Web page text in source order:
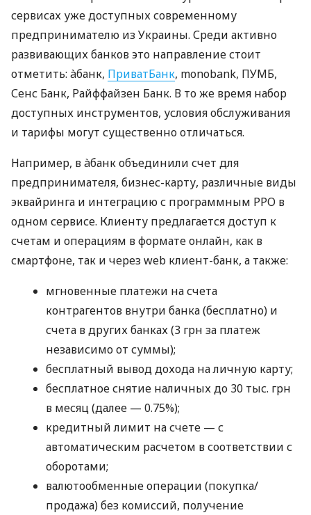
сервисах уже доступных современному
предпринимателю из Украины. Среди активно
развивающих банков это направление стоит
отметить: àбанк, ПриватБанк, monobank, ПУМБ,
Сенс Банк, Райффайзен Банк. В то же время набор
доступных инструментов, условия обслуживания
и тарифы могут существенно отличаться.
Например, в àбанк объединили счет для
предпринимателя, бизнес-карту, различные виды
эквайринга и интеграцию с программным РРО в
одном сервисе. Клиенту предлагается доступ к
счетам и операциям в формате онлайн, как в
смартфоне, так и через web клиент-банк, а также:
мгновенные платежи на счета
контрагентов внутри банка (бесплатно) и
счета в других банках (3 грн за платеж
независимо от суммы);
бесплатный вывод дохода на личную карту;
бесплатное снятие наличных до 30 тыс. грн
в месяц (далее — 0.75%);
кредитный лимит на счете — с
автоматическим расчетом в соответствии с
оборотами;
валютообменные операции (покупка/
продажа) без комиссий, получение